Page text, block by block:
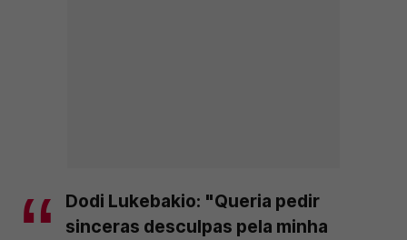
Dodi Lukebakio: "Queria pedir
sinceras desculpas pela minha